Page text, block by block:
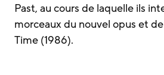
Past, au cours de laquelle ils
morceaux du nouvel opus et
Time (1986).